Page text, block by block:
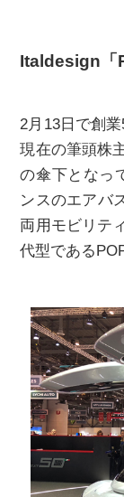
Italdesign「
2月13日で創
現在の筆頭株
の傘下となっ
ンスのエアバ
両用モビリテ
代型である